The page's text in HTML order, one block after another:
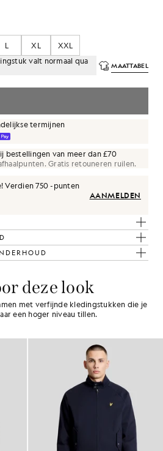
L XL
XXL
valt normaal qua
MAATTABEL
termijnen
bestellingen van meer dan £70
Gratis retouneren ruilen.
Verdien750-punten
AANMELDEN
deze look
met verfijnde kledingstukken die je
een hoger niveau tillen.